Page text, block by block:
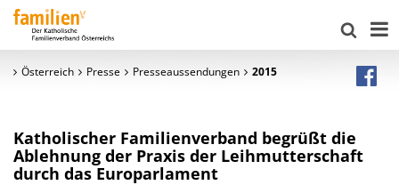
Österreich Presse Presseaussendungen 2015
Katholischer Familienverband begrüßt die
Ablehnung der Praxis der Leihmutterschaft
durch das Europarlament